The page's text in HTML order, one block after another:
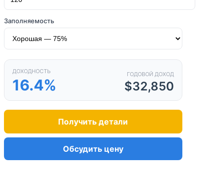
Заполняемость
ДОХОДНОСТЬ
16.4%
ГОДОВОЙ ДОХОД
$32,850
Получить детали
Обсудить цену